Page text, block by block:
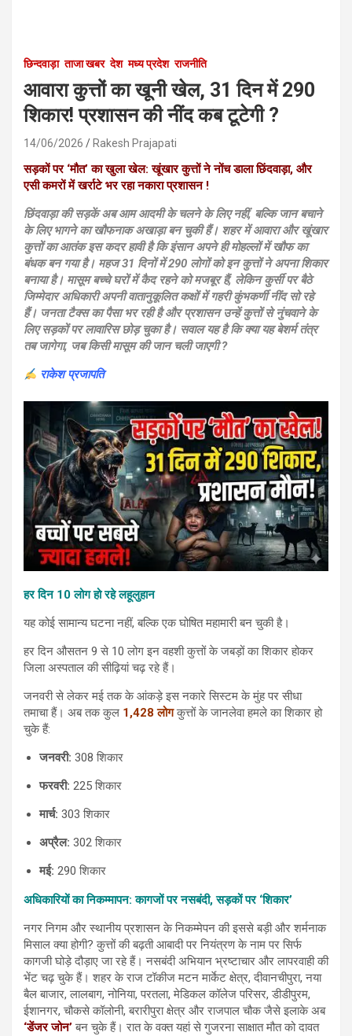
छिन्दवाड़ा ताजा खबर देश मध्य प्रदेश राजनीति
आवारा कुत्तों का खूनी खेल, 31 दिन में 290
शिकार! प्रशासन की नींद कब टूटेगी ?
14/06/2026 Rakesh Prajapati
सड़कों पर ‘मौत’ का खुला खेल: खूंखार कुत्तों ने नोंच डाला छिंदवाड़ा, और
एसी कमरों में खर्राटे भर रहा नकारा प्रशासन !
छिंदवाड़ा की सड़कें अब आम आदमी के चलने के लिए नहीं, बल्कि जान बचाने
के लिए भागने का खौफनाक अखाड़ा बन चुकी हैं। शहर में आवारा और खूंखार
कुत्तों का आतंक इस कदर हावी है कि इंसान अपने ही मोहल्लों में खौफ का
बंधक बन गया है। महज 31 दिनों में 290 लोगों को इन कुत्तों ने अपना शिकार
बनाया है। मासूम बच्चे घरों में कैद रहने को मजबूर हैं, लेकिन कुर्सी पर बैठे
जिम्मेदार अधिकारी अपनी वातानुकूलित कक्षों में गहरी कुंभकर्णी नींद सो रहे
हैं। जनता टैक्स का पैसा भर रही है और प्रशासन उन्हें कुत्तों से नुंचवाने के
लिए सड़कों पर लावारिस छोड़ चुका है। सवाल यह है कि क्या यह बेशर्म तंत्र
तब जागेगा, जब किसी मासूम की जान चली जाएगी ?
राकेश प्रजापति
हर दिन 10 लोग हो रहे लहूलुहान
यह कोई सामान्य घटना नहीं, बल्कि एक घोषित महामारी बन चुकी है।
हर दिन औसतन 9 से 10 लोग इन वहशी कुत्तों के जबड़ों का शिकार होकर
जिला अस्पताल की सीढ़ियां चढ़ रहे हैं।
जनवरी से लेकर मई तक के आंकड़े इस नकारे सिस्टम के मुंह पर सीधा
तमाचा हैं। अब तक कुल 1,428 लोगकुत्तों के जानलेवा हमले का शिकार हो
चुके हैं:
जनवरी: 308 शिकार
फरवरी: 225 शिकार
मार्च: 303 शिकार
अप्रैल: 302 शिकार
मई: 290 शिकार
अधिकारियों का निकम्मापन: कागजों पर नसबंदी, सड़कों पर ‘शिकार’
नगर निगम और स्थानीय प्रशासन के निकम्मेपन की इससे बड़ी और शर्मनाक
मिसाल क्या होगी? कुत्तों की बढ़ती आबादी पर नियंत्रण के नाम पर सिर्फ
कागजी घोड़े दौड़ाए जा रहे हैं। नसबंदी अभियान भ्रष्टाचार और लापरवाही की
भेंट चढ़ चुके हैं। शहर के राज टॉकीज मटन मार्केट क्षेत्र, दीवानचीपुरा, नया
बैल बाजार, लालबाग, नोनिया, परतला, मेडिकल कॉलेज परिसर, डीडीपुरम,
ईशानगर, चौकसे कॉलोनी, बरारीपुरा क्षेत्र और राजपाल चौक जैसे इलाके अब
‘डेंजर जोन’बन चुके हैं। रात के वक्त यहां से गुजरना साक्षात मौत को दावत